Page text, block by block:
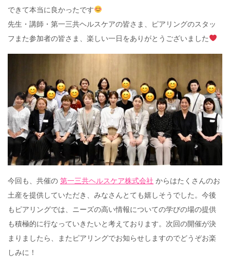
できて本当に良かったです
先生・講師・第一三共ヘルスケアの皆さま、ピアリングのスタッ
フまた参加者の皆さま、楽しい一日をありがとうございました
今回も、共催の 第一三共ヘルスケア株式会社 からはたくさんのお
土産を提供していただき、みなさんとても嬉しそうでした。今後
もピアリングでは、ニーズの高い情報についての学びの場の提供
も積極的に行なっていきたいと考えております。次回の開催が決
まりましたら、またピアリングでお知らせしますのでどうぞお楽
しみに！